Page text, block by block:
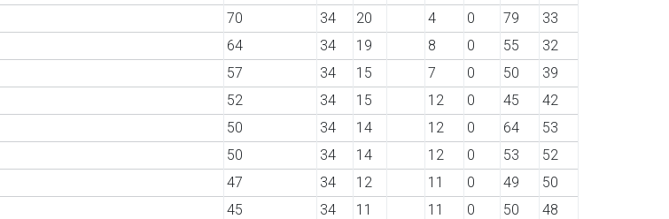
70 34 20 4 0 79
33
64 34 19 8 0 55
32
57 34 15 7 0 50
39
52 34 15 12 0 45
42
50 34 14 12 0 64
53
50 34 14 12 0 53
52
47 34 12 11 0 49
50
45 34 11 11 0 50
48